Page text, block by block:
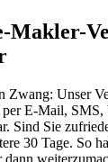
Makler-
Zwang: Unser
E-Mail,
Sind Sie
30 Tage. So